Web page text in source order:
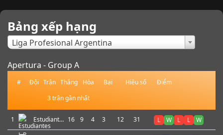
Bảng xếp hạng
Liga Profesional Argentina
Apertura - Group A
# Đội Trận Thắng Hòa Bại Hiệu số
Điểm
3 trận gần nhất
1
Estudiantes
L.P.
16 9 4 3 12 31 L W L L W